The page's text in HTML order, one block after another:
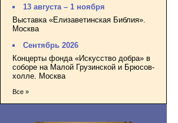
13 августа – 1 ноября
Выставка «Елизаветинская Библия».
Москва
Сентябрь 2026
Концерты фонда «Искусство добра» в
соборе на Малой Грузинской и Брюсов-
холле. Москва
Все »